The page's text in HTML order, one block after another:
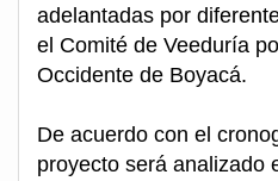
adelantadas por
el Comité de Veeduría
Occidente de Boyacá.
De acuerdo con el
proyecto será analizado